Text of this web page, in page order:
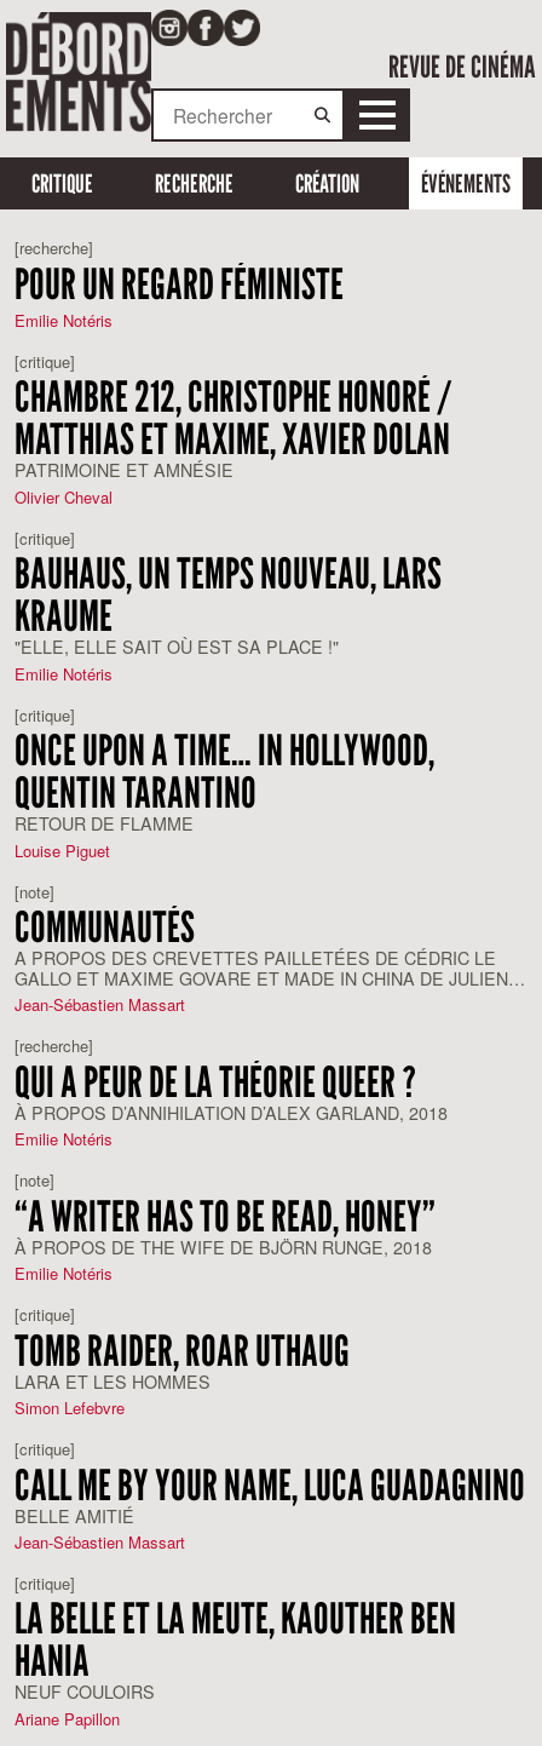
REVUE DE CINÉMA
CRITIQUE RECHERCHE CRÉATION ÉVÉNEMENTS
[recherche]
POUR UN REGARD FÉMINISTE
Emilie Notéris
[critique]
CHAMBRE 212, CHRISTOPHE HONORÉ /
MATTHIAS ET MAXIME, XAVIER DOLAN
PATRIMOINE ET AMNÉSIE
Olivier Cheval
[critique]
BAUHAUS, UN TEMPS NOUVEAU, LARS
KRAUME
"ELLE, ELLE SAIT OÙ EST SA PLACE !"
Emilie Notéris
[critique]
ONCE UPON A TIME… IN HOLLYWOOD,
QUENTIN TARANTINO
RETOUR DE FLAMME
Louise Piguet
[note]
COMMUNAUTÉS
A PROPOS DES CREVETTES PAILLETÉES DE CÉDRIC LE
GALLO ET MAXIME GOVARE ET MADE IN CHINA DE JULIEN
ABRAHAM
Jean-Sébastien Massart
[recherche]
QUI A PEUR DE LA THÉORIE QUEER ?
À PROPOS D’ANNIHILATION D’ALEX GARLAND, 2018
Emilie Notéris
[note]
“A WRITER HAS TO BE READ, HONEY”
À PROPOS DE THE WIFE DE BJÖRN RUNGE, 2018
Emilie Notéris
[critique]
TOMB RAIDER, ROAR UTHAUG
LARA ET LES HOMMES
Simon Lefebvre
[critique]
CALL ME BY YOUR NAME, LUCA GUADAGNINO
BELLE AMITIÉ
Jean-Sébastien Massart
[critique]
LA BELLE ET LA MEUTE, KAOUTHER BEN
HANIA
NEUF COULOIRS
Ariane Papillon